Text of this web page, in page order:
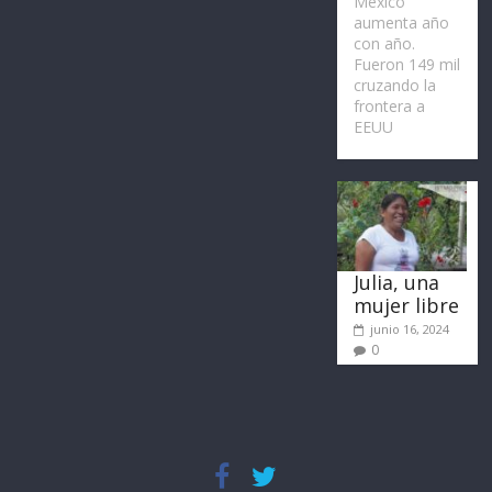
aumenta año
con año.
Fueron 149 mil
cruzando la
frontera a
EEUU
Julia, una
mujer libre
junio 16, 2024
0